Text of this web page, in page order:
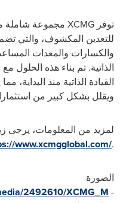
توفر XCMG مجموعة شاملة
للتعدين المكشوف، والتي
والكسارات والمعدات
الذاتية. تم بناء هذه الحلول
القيادة الذاتية منذ
ويقلل بشكل كبير من
لمزيد من المعلومات، يرجى
.
www.xcmgglobal.com/
الصورة
-
2492610/XCMG_M